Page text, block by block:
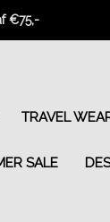
€75,-
TRAVEL
SALE